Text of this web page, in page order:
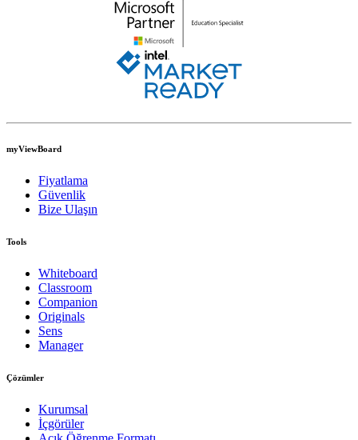
myViewBoard
Fiyatlama
Güvenlik
Bize Ulaşın
Tools
Whiteboard
Classroom
Companion
Originals
Sens
Manager
Çözümler
Kurumsal
İçgörüler